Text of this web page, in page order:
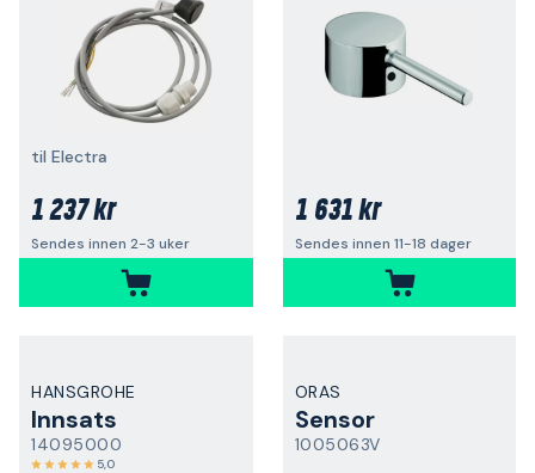
til Electra
1 237 kr
Sendes innen 2-3 uker
1 631 kr
Sendes innen 11-18 dager
HANSGROHE
Innsats
14095000
5,0
ORAS
Sensor
1005063V